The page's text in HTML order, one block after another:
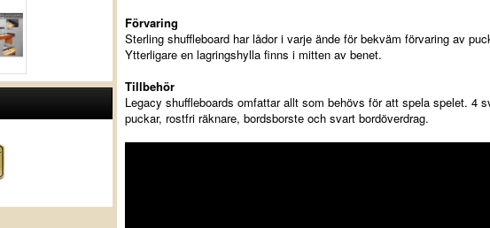
Förvaring
Sterling shuffleboard har lådor i varje ände för bekväm förvaring av
Ytterligare en lagringshylla finns i mitten av benet.
Tillbehör
Legacy shuffleboards omfattar allt som behövs för att spela spelet. 4
puckar, rostfri räknare, bordsborste och svart bordöverdrag.